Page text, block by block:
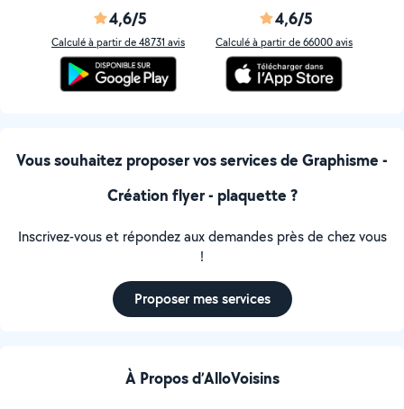
4,6/5
Calculé à partir de 48731 avis
4,6/5
Calculé à partir de 66000 avis
Vous souhaitez proposer vos services de Graphisme -
Création flyer - plaquette ?
Inscrivez-vous et répondez aux demandes près de chez vous
!
Proposer mes services
À Propos d’AlloVoisins